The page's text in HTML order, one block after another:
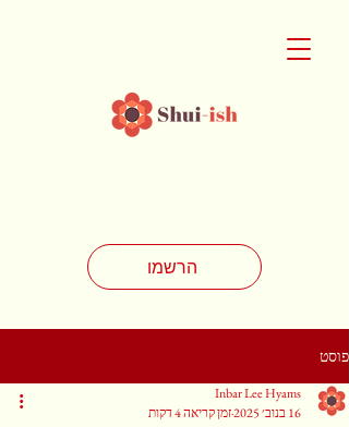
הרשמו
פוסט
Inbar Lee Hyams
16 בנוב׳ 2025
זמן קריאה 4 דקות